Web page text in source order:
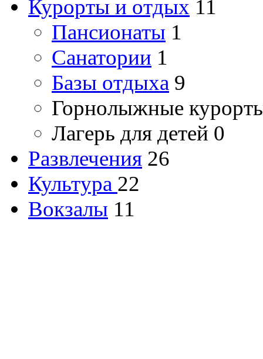
Курорты и отдых 11
Пансионаты 1
Санатории 1
Базы отдыха 9
Горнолыжные
Лагерь для детей 0
Развлечения 26
Культура 22
Вокзалы 11